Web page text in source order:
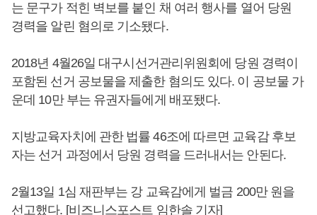
는 문구가 적힌 벽보를 붙인 채 여러 행사를 열어 당원
경력을 알린 혐의로 기소됐다.
2018년 4월26일 대구시선거관리위원회에 당원 경력이
포함된 선거 공보물을 제출한 혐의도 있다. 이 공보물 가
운데 10만 부는 유권자들에게 배포됐다.
지방교육자치에 관한 법률 46조에 따르면 교육감 후보
자는 선거 과정에서 당원 경력을 드러내서는 안된다.
2월13일 1심 재판부는 강 교육감에게 벌금 200만 원을
선고했다. [비즈니스포스트 임한솔 기자]